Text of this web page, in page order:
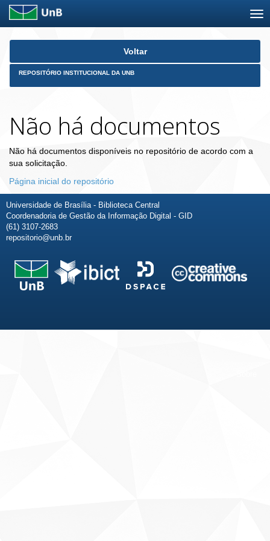
Skip
Voltar
REPOSITÓRIO INSTITUCIONAL DA UNB
Não há documentos
Não há documentos disponíveis no repositório de acordo com a
sua solicitação.
Página inicial do repositório
Universidade de Brasília - Biblioteca Central
Coordenadoria de Gestão da Informação Digital - GID
(61) 3107-2683
repositorio@unb.br